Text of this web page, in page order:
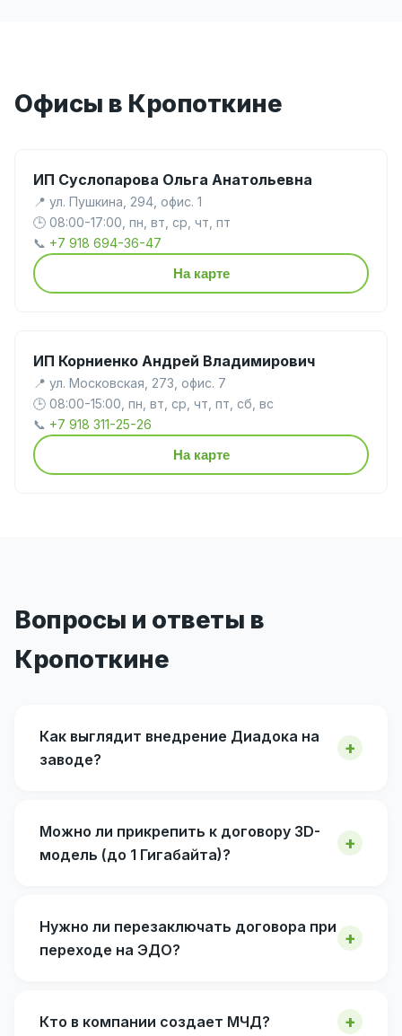
Офисы в Кропоткине
ИП Суслопарова Ольга Анатольевна
📍 ул. Пушкина, 294, офис. 1
🕒 08:00-17:00, пн, вт, ср, чт, пт
📞 +7 918 694-36-47
На карте
ИП Корниенко Андрей Владимирович
📍 ул. Московская, 273, офис. 7
🕒 08:00-15:00, пн, вт, ср, чт, пт, сб, вс
📞 +7 918 311-25-26
На карте
Вопросы и ответы в
Кропоткине
Как выглядит внедрение Диадока на
заводе?
Можно ли прикрепить к договору 3D-
модель (до 1 Гигабайта)?
Нужно ли перезаключать договора при
переходе на ЭДО?
Кто в компании создает МЧД?